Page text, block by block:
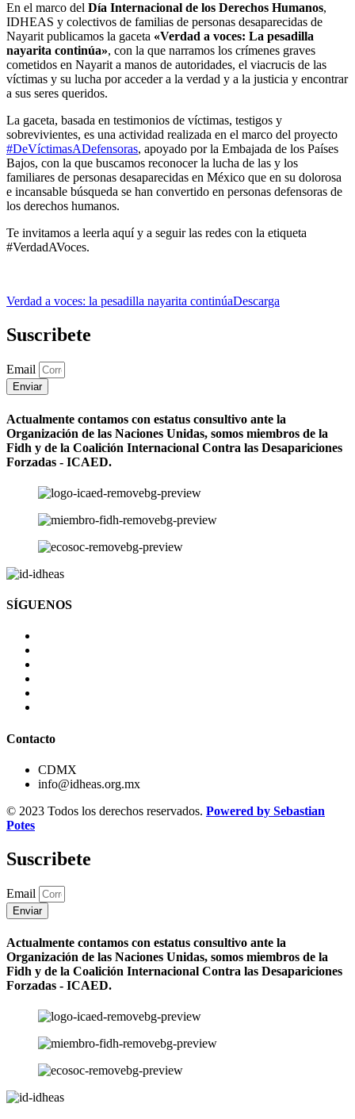
En el marco del Día Internacional de los Derechos Humanos,
IDHEAS y colectivos de familias de personas desaparecidas de
Nayarit publicamos la gaceta «Verdad a voces: La pesadilla
nayarita continúa», con la que narramos los crímenes graves
cometidos en Nayarit a manos de autoridades, el viacrucis de las
víctimas y su lucha por acceder a la verdad y a la justicia y encontrar
a sus seres queridos.
La gaceta, basada en testimonios de víctimas, testigos y
sobrevivientes, es una actividad realizada en el marco del proyecto
#DeVíctimasADefensoras, apoyado por la Embajada de los Países
Bajos, con la que buscamos reconocer la lucha de las y los
familiares de personas desaparecidas en México que en su dolorosa
e incansable búsqueda se han convertido en personas defensoras de
los derechos humanos.
Te invitamos a leerla aquí y a seguir las redes con la etiqueta
#VerdadAVoces.
Verdad a voces: la pesadilla nayarita continúaDescarga
Suscribete
Email
Enviar
Actualmente contamos con estatus consultivo ante la
Organización de las Naciones Unidas, somos miembros de la
Fidh y de la Coalición Internacional Contra las Desapariciones
Forzadas - ICAED.
SÍGUENOS
Contacto
CDMX
info@idheas.org.mx
© 2023 Todos los derechos reservados. Powered by Sebastian
Potes
Suscribete
Email
Enviar
Actualmente contamos con estatus consultivo ante la
Organización de las Naciones Unidas, somos miembros de la
Fidh y de la Coalición Internacional Contra las Desapariciones
Forzadas - ICAED.